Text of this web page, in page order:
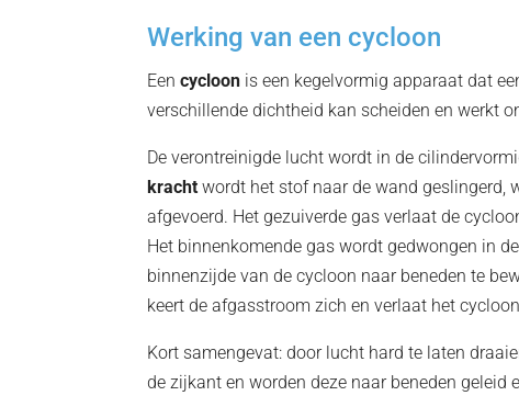
Werking van een cycloon
Eencycloon is een kegelvormig apparaat dat
verschillende dichtheid kan scheiden en werkt
De verontreinigde lucht wordt in de
kracht wordt het stof naar de wand geslingerd,
afgevoerd. Het gezuiverde gas verlaat de
Het binnenkomende gas wordt gedwongen in
binnenzijde van de cycloon naar beneden te
keert de afgasstroom zich en verlaat het
Kort samengevat: door lucht hard te laten
de zijkant en worden deze naar beneden geleid